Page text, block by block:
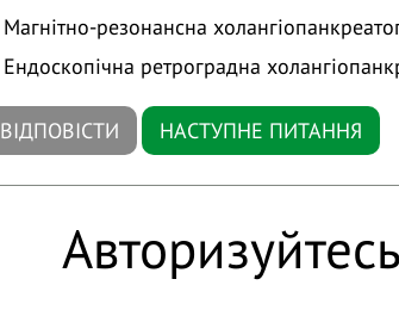
Магнітно-резонансна
Ендоскопічна ретроградна
ВІДПОВІСТИ НАСТУПНЕ ПИТАННЯ